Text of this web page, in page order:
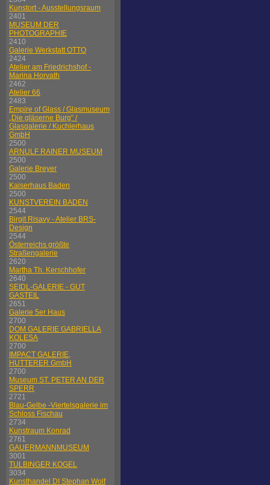
Kunstort - Ausstellungsraum
2401
MUSEUM DER
PHOTOGRAPHIE
2410
Galerie Werkstatt OTTO
2424
Atelier am Friedrichshof -
Marina Horvath
2462
Atelier 66
2483
Empire of Glass / Glasmuseum
„Die gläserne Burg“ /
Glasgalerie / Kuchlerhaus
GmbH
2500
ARNULF RAINER MUSEUM
2500
Galerie Breyer
2500
Kaiserhaus Baden
2500
KUNSTVEREIN BADEN
2544
Birgit Risavy - Atelier BRS-
Design
2544
Österreichs größte
Straßengalerie
2620
Martha Th. Kerschhofer
2640
SEIDL-GALERIE - GUT
GASTEIL
2651
Galerie 5er Haus
2700
DOM GALERIE GABRIELLA
KOLESA
2700
IMPACT GALERIE,
HUTTERER GmbH
2700
Museum ST. PETER AN DER
SPERR
2721
Blau-Gelbe -Viertelsgalerie im
Schloss Fischau
2734
Kunstraum Konrad
2761
GAUERMANNMUSEUM
3001
TULBINGER KOGEL
3034
Kunsthandel DI Stephan Wolf